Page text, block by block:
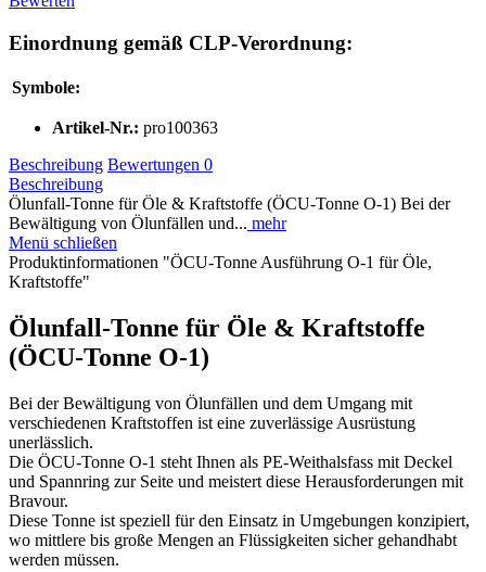
Einordnung gemäß CLP-Verordnung:
Symbole:
Artikel-Nr.: pro100363
Beschreibung Bewertungen 0
Beschreibung
Ölunfall-Tonne für Öle & Kraftstoffe (ÖCU-Tonne O-1) Bei der
Bewältigung von Ölunfällen und... mehr
Menü schließen
Produktinformationen "ÖCU-Tonne Ausführung O-1 für Öle,
Kraftstoffe"
Ölunfall-Tonne für Öle & Kraftstoffe
(ÖCU-Tonne O-1)
Bei der Bewältigung von Ölunfällen und dem Umgang mit
verschiedenen Kraftstoffen ist eine zuverlässige Ausrüstung
unerlässlich.
Die ÖCU-Tonne O-1 steht Ihnen als PE-Weithalsfass mit Deckel
und Spannring zur Seite und meistert diese Herausforderungen mit
Bravour.
Diese Tonne ist speziell für den Einsatz in Umgebungen konzipiert,
wo mittlere bis große Mengen an Flüssigkeiten sicher gehandhabt
werden müssen.